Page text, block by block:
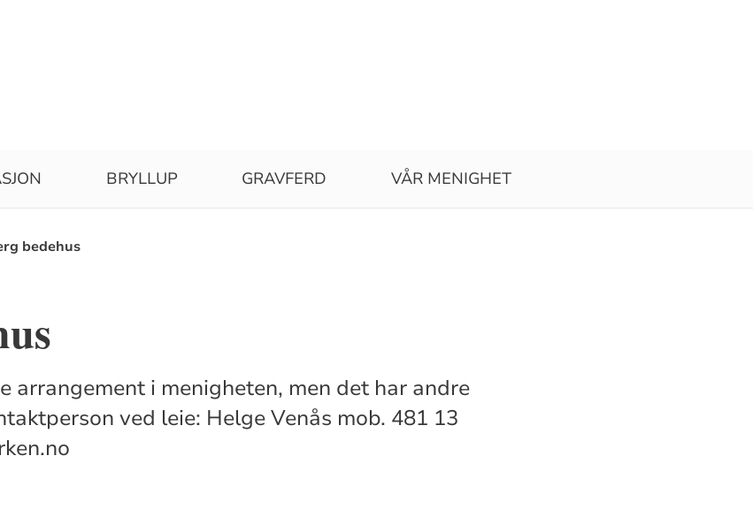
BRYLLUP GRAVFERD VÅR MENIGHET
bedehus
arrangement i menigheten, men det har andre
ved leie: Helge Venås mob. 481 13